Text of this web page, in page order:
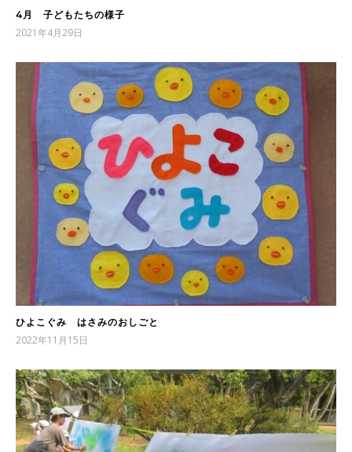
4月 子どもたちの様子
2021年4月29日
ひよこぐみ はさみのおしごと
2022年11月15日